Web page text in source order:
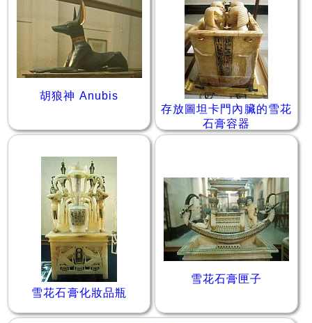
胡狼神 Anubis
存放圖坦卡門內臟的雪花
石膏容器
雪花石膏化妝品瓶
雪花石膏匣子